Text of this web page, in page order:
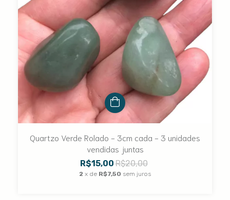
Quartzo Verde Rolado - 3cm cada - 3 unidades
vendidas juntas
R$15,00R$20,00
2 x de R$7,50 sem juros